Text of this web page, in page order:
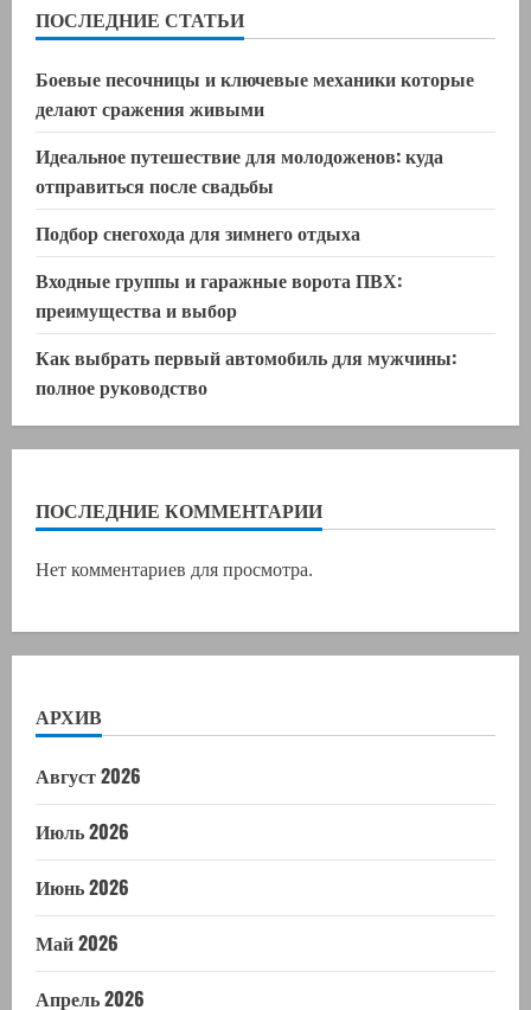
ПОСЛЕДНИЕ СТАТЬИ
Боевые песочницы и ключевые механики которые
делают сражения живыми
Идеальное путешествие для молодоженов: куда
отправиться после свадьбы
Подбор снегохода для зимнего отдыха
Входные группы и гаражные ворота ПВХ:
преимущества и выбор
Как выбрать первый автомобиль для мужчины:
полное руководство
ПОСЛЕДНИЕ КОММЕНТАРИИ
Нет комментариев для просмотра.
АРХИВ
Август 2026
Июль 2026
Июнь 2026
Май 2026
Апрель 2026